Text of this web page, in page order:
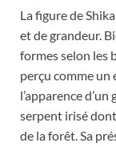
La figure de
et de grandeur.
formes selon les
perçu comme un
l’apparence
serpent irisé
de la forêt. Sa